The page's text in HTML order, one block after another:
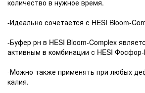
количество в нужное время.
-Идеально сочетается с HESI Bloom-
-Буфер рн в HESI Bloom-Complex
активным в комбинации с HESI
-Можно также применять при любых
калия.